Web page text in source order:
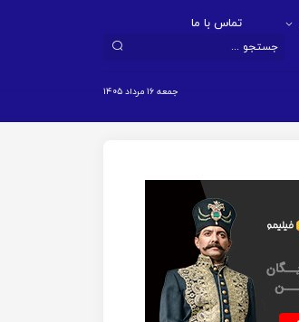
تماس با ما
جمعه ۱۶ مرداد ۱۴۰۵